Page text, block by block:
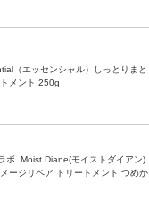
メント 250g
ボ
ージリペア トリートメント つめか